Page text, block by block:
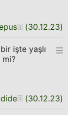
(30.12.23)
işte yaşlı
mi?
(30.12.23)